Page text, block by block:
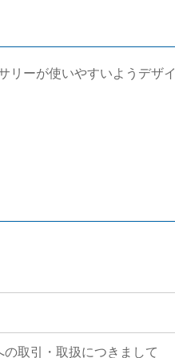
リーが使いやすいようデザイ
取引・取扱につきまして